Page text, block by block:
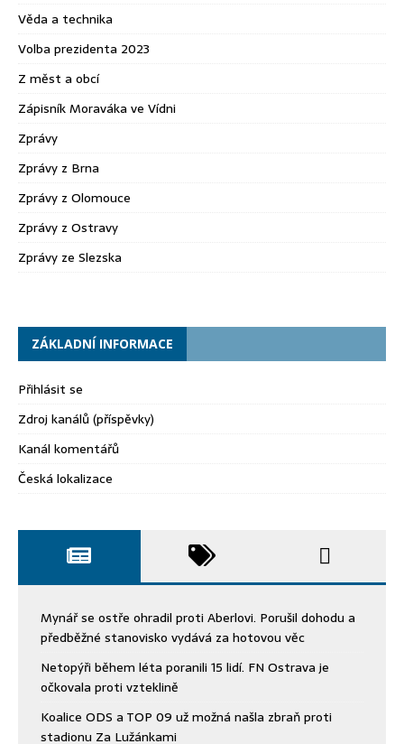
Věda a technika
Volba prezidenta 2023
Z měst a obcí
Zápisník Moraváka ve Vídni
Zprávy
Zprávy z Brna
Zprávy z Olomouce
Zprávy z Ostravy
Zprávy ze Slezska
ZÁKLADNÍ INFORMACE
Přihlásit se
Zdroj kanálů (příspěvky)
Kanál komentářů
Česká lokalizace
Mynář se ostře ohradil proti Aberlovi. Porušil dohodu a
předběžné stanovisko vydává za hotovou věc
Netopýři během léta poranili 15 lidí. FN Ostrava je
očkovala proti vzteklině
Koalice ODS a TOP 09 už možná našla zbraň proti
stadionu Za Lužánkami